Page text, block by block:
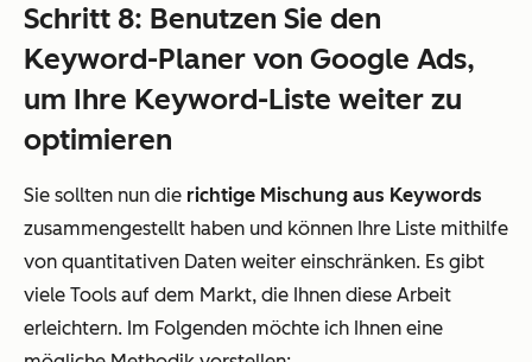
Schritt 8: Benutzen Sie den
Keyword-Planer von Google Ads,
um Ihre Keyword-Liste weiter zu
optimieren
Sie sollten nun die richtige Mischung aus Keywords
zusammengestellt haben und können Ihre Liste mithilfe
von quantitativen Daten weiter einschränken. Es gibt
viele Tools auf dem Markt, die Ihnen diese Arbeit
erleichtern. Im Folgenden möchte ich Ihnen eine